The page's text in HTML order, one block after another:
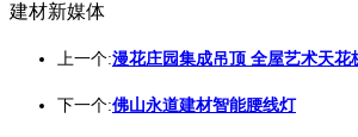
建材新媒体
上一个:漫花庄园集成吊顶 全屋艺术天花
下一个:佛山永道建材智能腰线灯